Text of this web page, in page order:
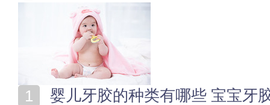
婴儿牙胶的种类有哪些 宝宝牙